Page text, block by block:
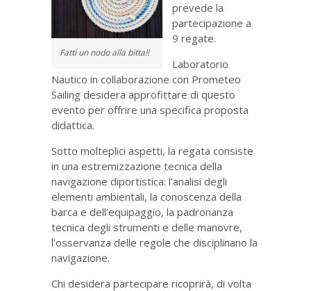
Fatti un nodo alla bitta!!
prevede la
partecipazione a
9 regate.
Laboratorio
Nautico in collaborazione con Prometeo
Sailing desidera approfittare di questo
evento per offrire una specifica proposta
didattica.
Sotto molteplici aspetti, la regata consiste
in una estremizzazione tecnica della
navigazione diportistica: l’analisi degli
elementi ambientali, la conoscenza della
barca e dell’equipaggio, la padronanza
tecnica degli strumenti e delle manovre,
l’osservanza delle regole che disciplinano la
navigazione.
Chi desidera partecipare ricoprirà, di volta